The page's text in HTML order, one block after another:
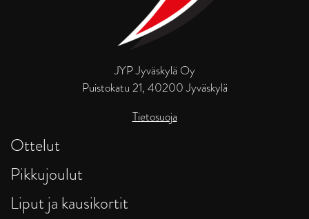
JYP Jyväskylä Oy
Puistokatu 21, 40200 Jyväskylä
Tietosuoja
Ottelut
Pikkujoulut
Liput ja kausikortit